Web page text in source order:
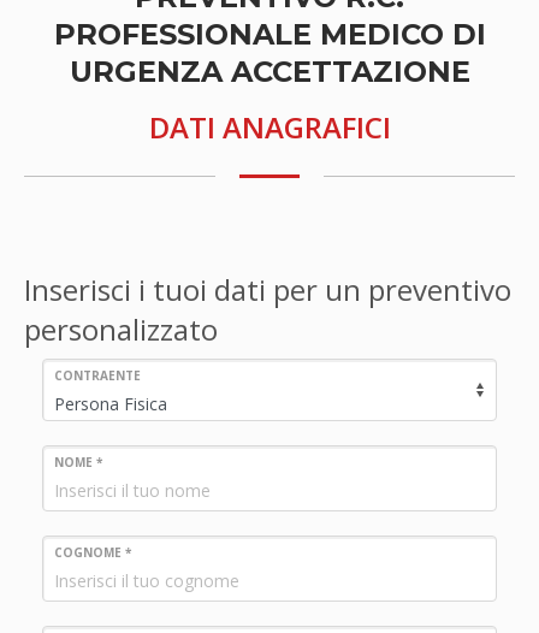
PROFESSIONALE MEDICO DI
URGENZA ACCETTAZIONE
DATI ANAGRAFICI
Inserisci i tuoi dati per un preventivo
personalizzato
CONTRAENTE
NOME *
COGNOME *